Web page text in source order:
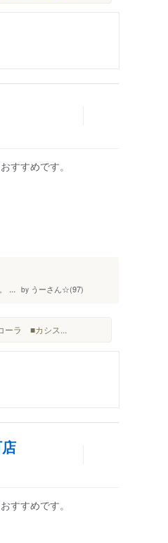
すすめです。
... by うーさん☆(97)
ラ ■カシス...
すすめです。